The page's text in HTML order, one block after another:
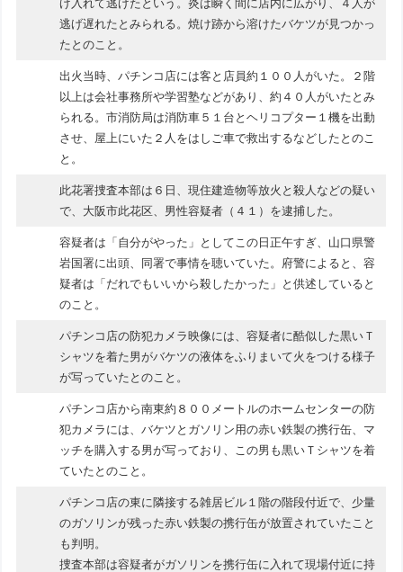
げ入れて逃げたという。炎は瞬く間に店内に広がり、４人が
逃げ遅れたとみられる。焼け跡から溶けたバケツが見つかっ
たとのこと。
出火当時、パチンコ店には客と店員約１００人がいた。２階
以上は会社事務所や学習塾などがあり、約４０人がいたとみ
られる。市消防局は消防車５１台とヘリコプター１機を出動
させ、屋上にいた２人をはしご車で救出するなどしたとのこ
と。
此花署捜査本部は６日、現住建造物等放火と殺人などの疑い
で、大阪市此花区、男性容疑者（４１）を逮捕した。
容疑者は「自分がやった」としてこの日正午すぎ、山口県警
岩国署に出頭、同署で事情を聴いていた。府警によると、容
疑者は「だれでもいいから殺したかった」と供述していると
のこと。
パチンコ店の防犯カメラ映像には、容疑者に酷似した黒いＴ
シャツを着た男がバケツの液体をふりまいて火をつける様子
が写っていたとのこと。
パチンコ店から南東約８００メートルのホームセンターの防
犯カメラには、バケツとガソリン用の赤い鉄製の携行缶、マ
ッチを購入する男が写っており、この男も黒いＴシャツを着
ていたとのこと。
パチンコ店の東に隣接する雑居ビル１階の階段付近で、少量
のガソリンが残った赤い鉄製の携行缶が放置されていたこと
も判明。
捜査本部は容疑者がガソリンを携行缶に入れて現場付近に持